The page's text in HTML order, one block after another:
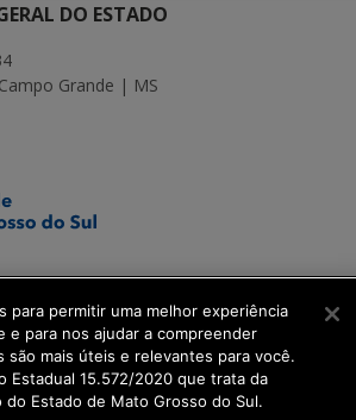
DO ESTADO
Grande | MS
para permitir uma melhor experiência
e para nos ajudar a compreender
são mais úteis e relevantes para você.
Estadual 15.572/2020 que trata da
do Estado de Mato Grosso do Sul.